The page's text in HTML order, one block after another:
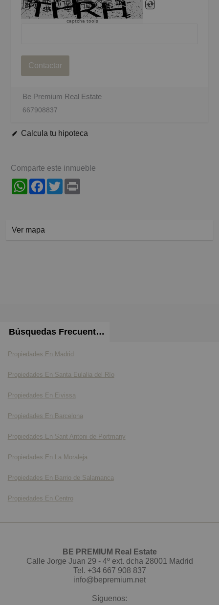
captcha tools
Contactar
Be Premium Real Estate
667908837
Calcula tu hipoteca
Comparte este inmueble
WhatsAppFacebook
Twitter
Ver mapa
Búsquedas Frecuentes
Propiedades En Madrid
Propiedades En Santa Eulalia del Río
Propiedades En Eivissa
Propiedades En Barcelona
Propiedades En Sant Antoni de Portmany
Propiedades En La Moraleja
Propiedades En Barrio de Salamanca
Propiedades En Centro
BE PREMIUM Real Estate
Calle Jorge Juan 29 - 4º ext. dcha 28001 Madrid
Tel. +34 667 908 837
info@bepremium.net
Síguenos: